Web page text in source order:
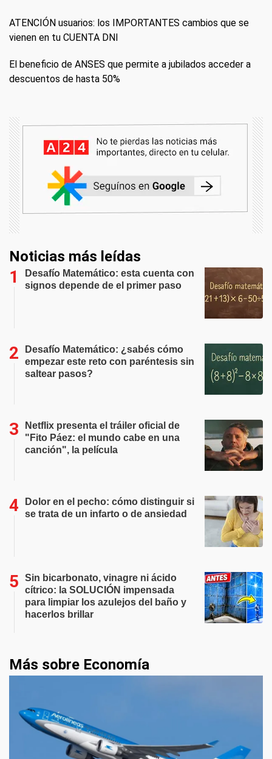
ATENCIÓN usuarios: los IMPORTANTES cambios que se
vienen en tu CUENTA DNI
El beneficio de ANSES que permite a jubilados acceder a
descuentos de hasta 50%
Noticias más leídas
Desafío Matemático: esta cuenta con
signos depende de el primer paso
Desafío Matemático: ¿sabés cómo
empezar este reto con paréntesis sin
saltear pasos?
Netflix presenta el tráiler oficial de
"Fito Páez: el mundo cabe en una
canción", la película
Dolor en el pecho: cómo distinguir si
se trata de un infarto o de ansiedad
Sin bicarbonato, vinagre ni ácido
cítrico: la SOLUCIÓN impensada
para limpiar los azulejos del baño y
hacerlos brillar
Más sobre Economía